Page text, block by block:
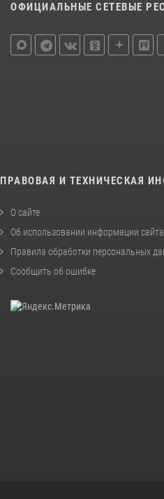
ОФИЦИАЛЬНЫЕ СЕТЕВЫЕ
ПРАВОВАЯ И ТЕХНИЧЕСКАЯ
О сайте
Об использовании информации сайта
Правила обработки персональных
Сообщить об ошибке